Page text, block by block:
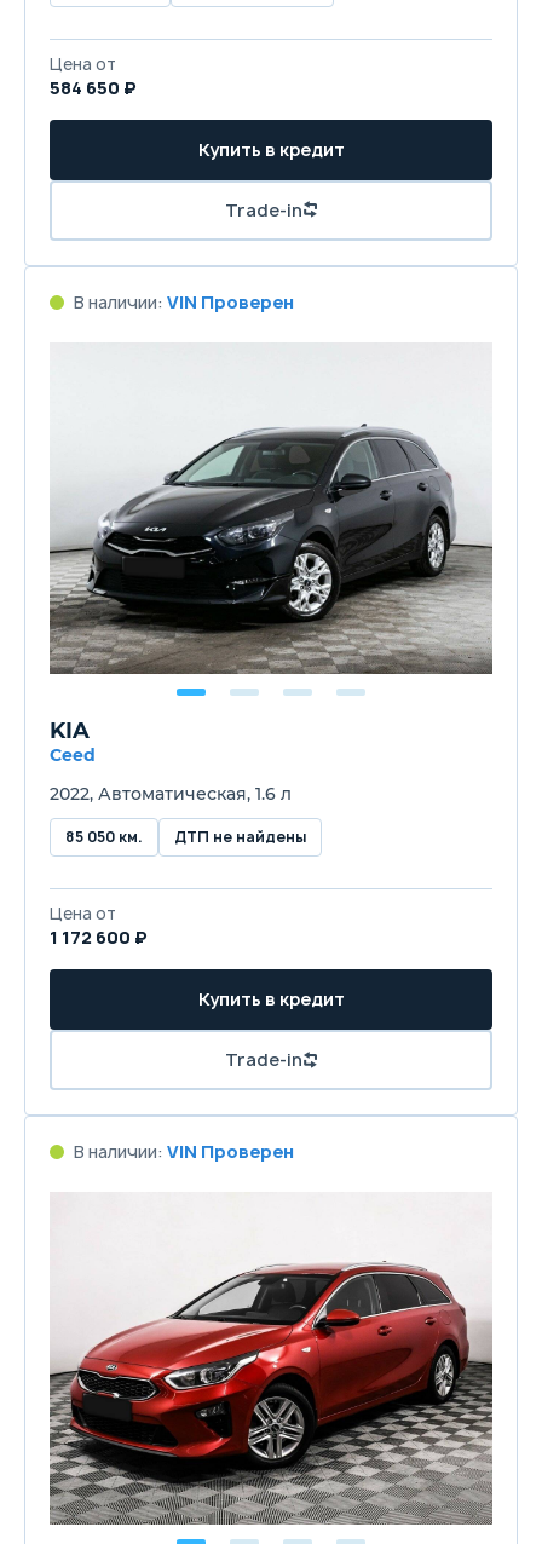
Цена от
584 650 ₽
Купить в кредит
Trade-in
В наличии: VIN Проверен
KIA
Ceed
2022, Автоматическая, 1.6 л
85 050 км. ДТП не найдены
Цена от
1 172 600 ₽
Купить в кредит
Trade-in
В наличии: VIN Проверен